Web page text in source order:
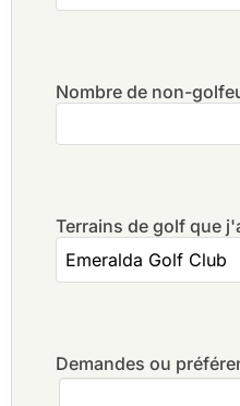
Nombre de non-
Terrains de golf que
Demandes ou